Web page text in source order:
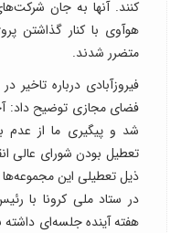
کنند. آنها به جان
هوآوی با کنار گذاشتن
متضرر شدند.
فیروزآبادی درباره
فضای مجازی توضیح داد:
شد و پیگیری ما از عدم
تعطیل بودن شورای عالی
ذیل تعطیلی این مجموعه‌ها
در ستاد ملی کرونا با
هفته آینده جلسه‌ای داشته